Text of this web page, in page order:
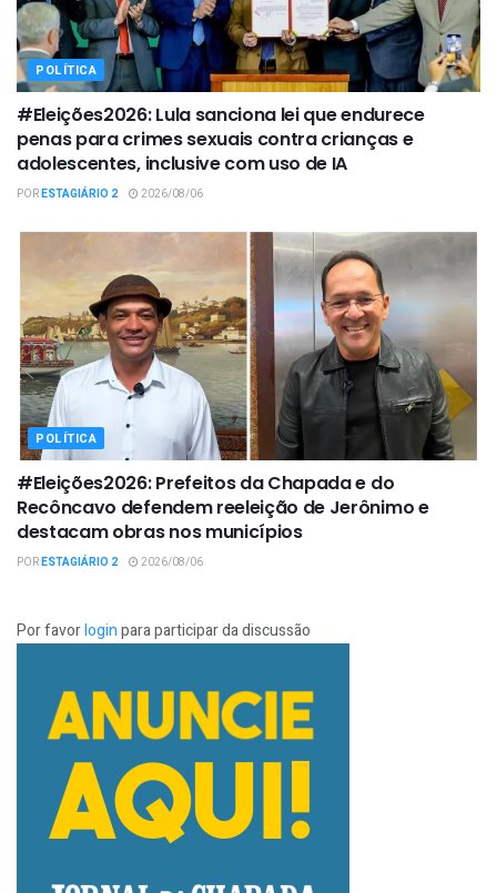
POLÍTICA
#Eleições2026: Lula sanciona lei que endurece
penas para crimes sexuais contra crianças e
adolescentes, inclusive com uso de IA
PORESTAGIÁRIO 2 2026/08/06
POLÍTICA
#Eleições2026: Prefeitos da Chapada e do
Recôncavo defendem reeleição de Jerônimo e
destacam obras nos municípios
PORESTAGIÁRIO 2 2026/08/06
Por favorloginpara participar da discussão